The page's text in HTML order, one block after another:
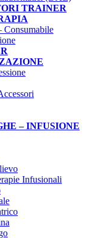
TRAINER
Consumabile
– INFUSIONE
Infusionali